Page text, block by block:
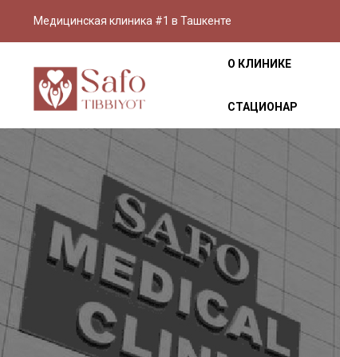
Медицинская клиника #1 в Ташкенте
О КЛИНИКЕ
СТАЦИОНАР